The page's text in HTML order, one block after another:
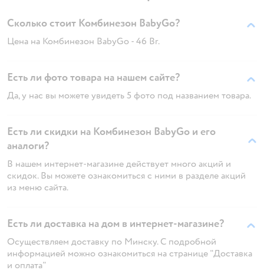
Сколько стоит Комбинезон BabyGo?
Цена на Комбинезон BabyGo - 46 Br.
Есть ли фото товара на нашем сайте?
Да, у нас вы можете увидеть 5 фото под названием товара.
Есть ли скидки на Комбинезон BabyGo и его
аналоги?
В нашем интернет-магазине действует много акций и
скидок. Вы можете ознакомиться с ними в разделе акций
из меню сайта.
Есть ли доставка на дом в интернет-магазине?
Осуществляем доставку по Минску. С подробной
информацией можно ознакомиться на странице "Доставка
и оплата"